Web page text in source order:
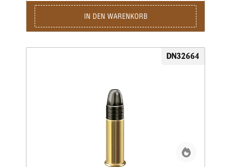
ein bleifreies Anzündhütchen, das für eine zuverlässige
Zündung sorgt und Verschmutzungen in der Umgebung des
Schützen verhindert.Die wichtigsten Merkmale auf einen
Blick: Wettkampfqualität für Biathleten • Empfohlen für
Beständigkeit dank einzigartiger Produktionsverfahren •
Entwickelt mit Kühlsystemen für beste Ergebnisse bis -20
0,136 • Anwendungsgebiete: Training/ Wettkampf •
Geeignet für: Biathlon 50 m
IN DEN WARENKORB
DN32664